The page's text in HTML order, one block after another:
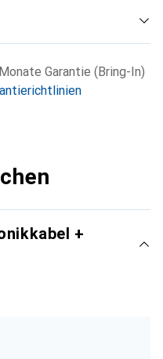
Garantie (Bring-In)
+